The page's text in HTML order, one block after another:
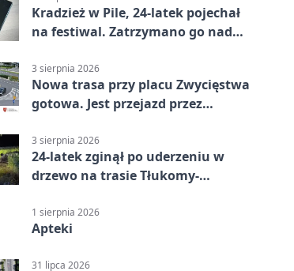
Kradzież w Pile, 24-latek pojechał
na festiwal. Zatrzymano go nad
3 sierpnia 2026
Nowa trasa przy placu Zwycięstwa
gotowa. Jest przejazd przez
3 sierpnia 2026
24-latek zginął po uderzeniu w
drzewo na trasie Tłukomy-
1 sierpnia 2026
Apteki
31 lipca 2026